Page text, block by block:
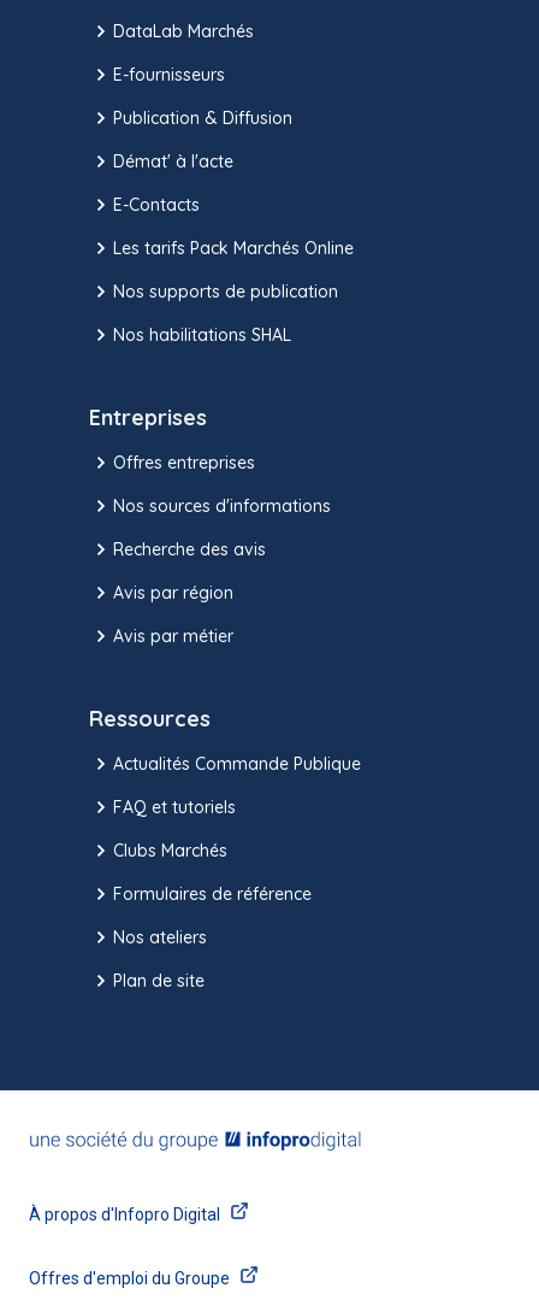
DataLab Marchés
E-fournisseurs
Publication & Diffusion
Démat' à l'acte
E-Contacts
Les tarifs Pack Marchés Online
Nos supports de publication
Nos habilitations SHAL
Entreprises
Offres entreprises
Nos sources d'informations
Recherche des avis
Avis par région
Avis par métier
Ressources
Actualités Commande Publique
FAQ et tutoriels
Clubs Marchés
Formulaires de référence
Nos ateliers
Plan de site